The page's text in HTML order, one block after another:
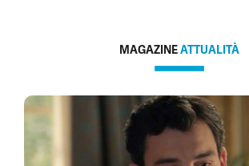
MAGAZINEATTUALITÀ